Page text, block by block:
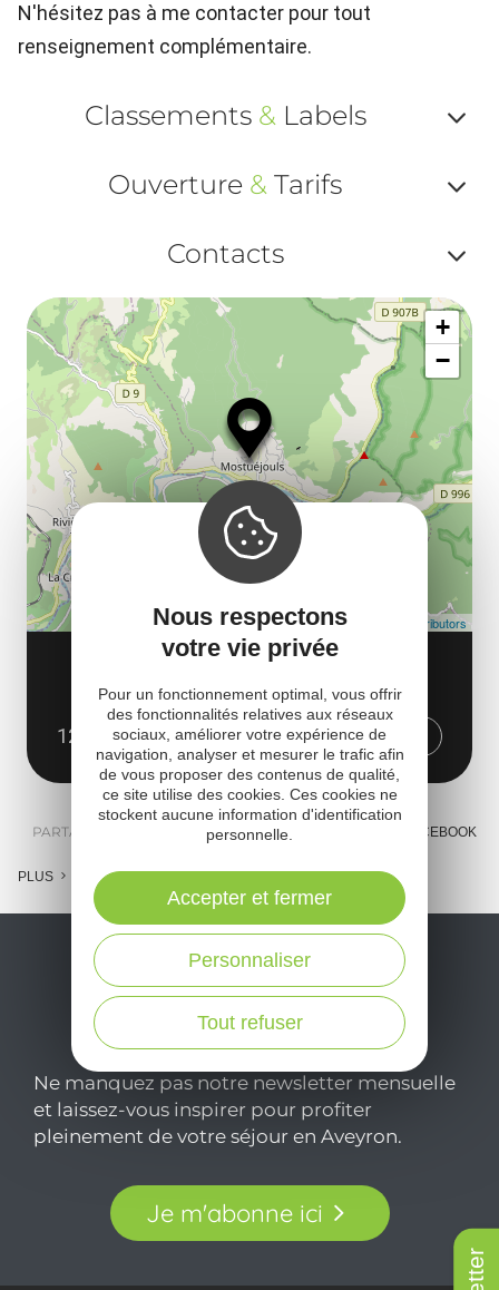
N'hésitez pas à me contacter pour tout
renseignement complémentaire.
Classements &Labels
ou
Ouverture & Tarifs
ou
et
Contacts
ou
PÊCHE PASSION GRANDS CAUSSES
Rue Héran
12720 Mostuéjouls
Obtenir l'itinéraire
+
−
Leaflet| Map data ©OpenStreetMap contributors
PARTAGER : E-MAIL MESSENGER FACEBOOK
PLUS
Ne manquez pas notre newsletter mensuelle
et laissez-vous inspirer pour profiter
pleinement de votre séjour en Aveyron.
Je m'abonne ici
Nous respectons
votre vie privée
Pour un fonctionnement optimal, vous offrir
des fonctionnalités relatives aux réseaux
sociaux, améliorer votre expérience de
navigation, analyser et mesurer le trafic afin
de vous proposer des contenus de qualité,
ce site utilise des cookies. Ces cookies ne
stockent aucune information d'identification
personnelle.
Tout refuser
Personnaliser
Accepter et fermer